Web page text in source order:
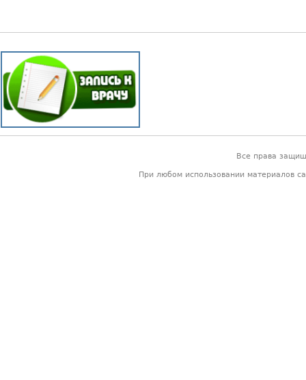
Все права
При любом использовании материалов